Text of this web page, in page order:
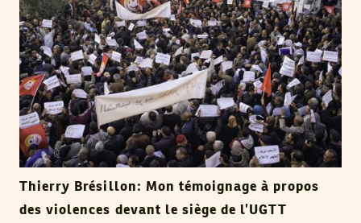
Thierry Brésillon: Mon témoignage à propos
des violences devant le siège de l’UGTT